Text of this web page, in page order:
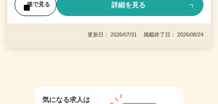
後で見る 詳細を見る
更新日： 2026/07/31 掲載終了日： 2026/08/24
1
気になる求人は